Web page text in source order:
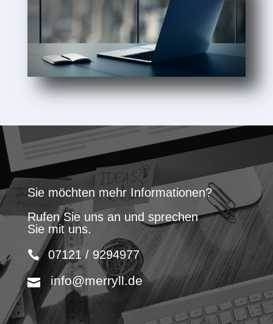
Sie möchten mehr Informationen?
Rufen Sie uns an und sprechen
Sie mit uns.
07121 / 9294977
info@merryll.de